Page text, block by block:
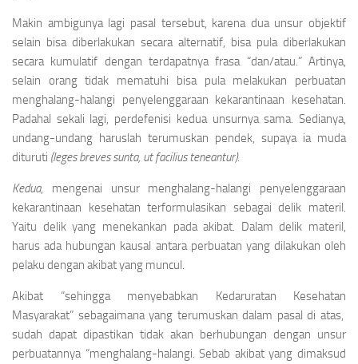
Makin ambigunya lagi pasal tersebut, karena dua unsur objektif
selain bisa diberlakukan secara alternatif, bisa pula diberlakukan
secara kumulatif dengan terdapatnya frasa “dan/atau.” Artinya,
selain orang tidak mematuhi bisa pula melakukan perbuatan
menghalang-halangi penyelenggaraan kekarantinaan kesehatan.
Padahal sekali lagi, perdefenisi kedua unsurnya sama. Sedianya,
undang-undang haruslah terumuskan pendek, supaya ia muda
dituruti (leges breves sunta, ut facilius teneantur).
Kedua, mengenai unsur menghalang-halangi penyelenggaraan
kekarantinaan kesehatan terformulasikan sebagai delik materil.
Yaitu delik yang menekankan pada akibat. Dalam delik materil,
harus ada hubungan kausal antara perbuatan yang dilakukan oleh
pelaku dengan akibat yang muncul.
Akibat “sehingga menyebabkan Kedaruratan Kesehatan
Masyarakat” sebagaimana yang terumuskan dalam pasal di atas,
sudah dapat dipastikan tidak akan berhubungan dengan unsur
perbuatannya “menghalang-halangi. Sebab akibat yang dimaksud